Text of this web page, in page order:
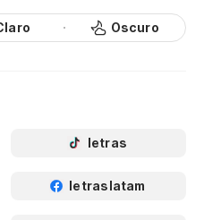
Oscuro
letras
letraslatam